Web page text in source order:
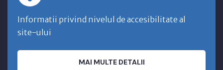
Informatii privind nivelul de accesibilitate al
site-ului
MAI MULTE DETALII